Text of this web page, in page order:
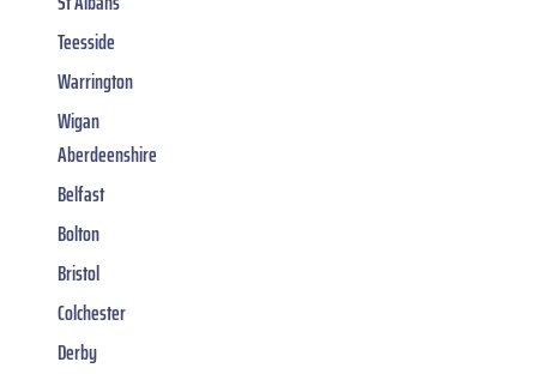
Teesside
Warrington
Wigan
Aberdeenshire
Belfast
Bolton
Bristol
Colchester
Derby